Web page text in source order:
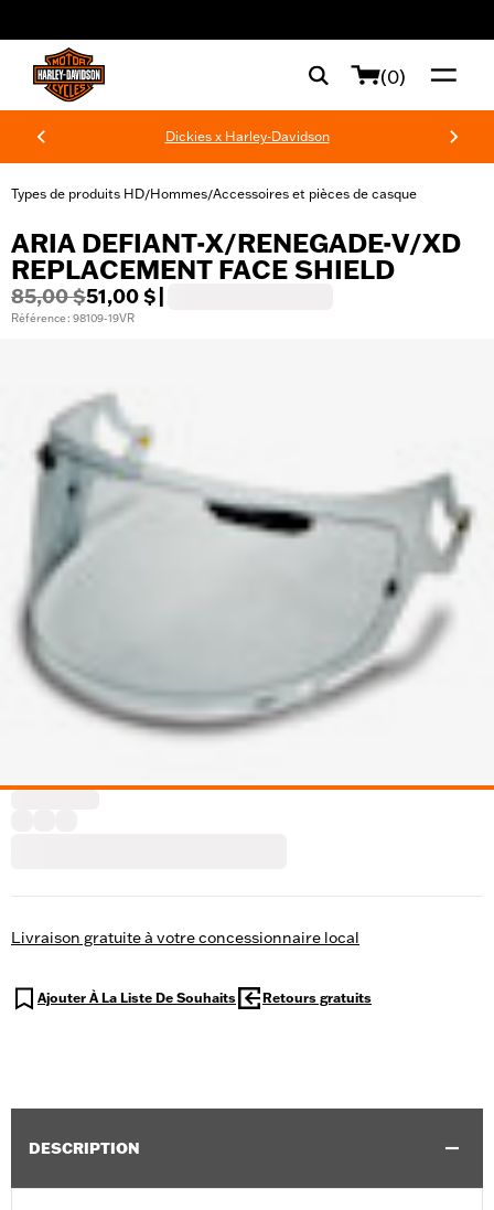
(0)
Dickies x Harley-Davidson
Types de produits HD/Hommes/Accessoires et pièces de casque
ARIA DEFIANT-X/RENEGADE-V/XD
REPLACEMENT FACE SHIELD
85,00 $51,00 $
Référence : 98109-19VR
Livraison gratuite à votre concessionnaire local
Ajouter À La Liste De Souhaits Retours gratuits
DESCRIPTION